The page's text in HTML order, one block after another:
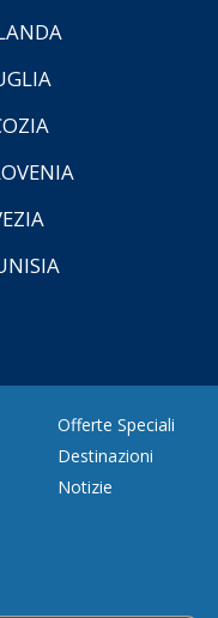
Offerte Speciali
Destinazioni
Notizie